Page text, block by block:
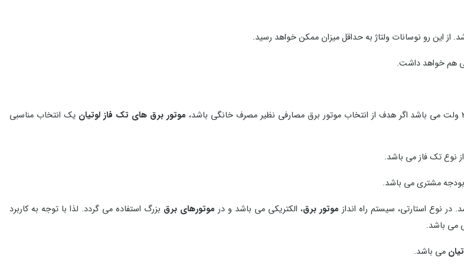
این رو نوسانات ولتاژ به حداقل میزان ممکن خواهد رسید.
هم خواهد داشت.
موتور برق های تک فاز لوتیان یک انتخاب مناسبی
از نوع تک فاز می باشد.
بودجه مشتری می باشد.
نوع استارتی، سیستم راه انداز موتور برق، الکتریکی می باشد و در موتورهای برق بزرگ استفاده می گردد. لذا با توجه به کاربرد
می باشد.
می باشد.